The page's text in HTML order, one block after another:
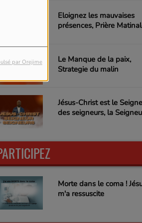
par Orejime
Eloignez les mauvaises
présences, Prière
Le Manque de la paix,
Strategie du malin
Jésus-Christ est le
des seigneurs, la
Morte dans le coma !
m'a ressuscite